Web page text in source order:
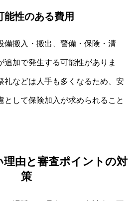
能性のある費用
備搬入・搬出、警備・保険・清
追加で発生する可能性がありま
礼などは人手も多くなるため、安
として保険加入が求められること
理由と審査ポイントの対
策